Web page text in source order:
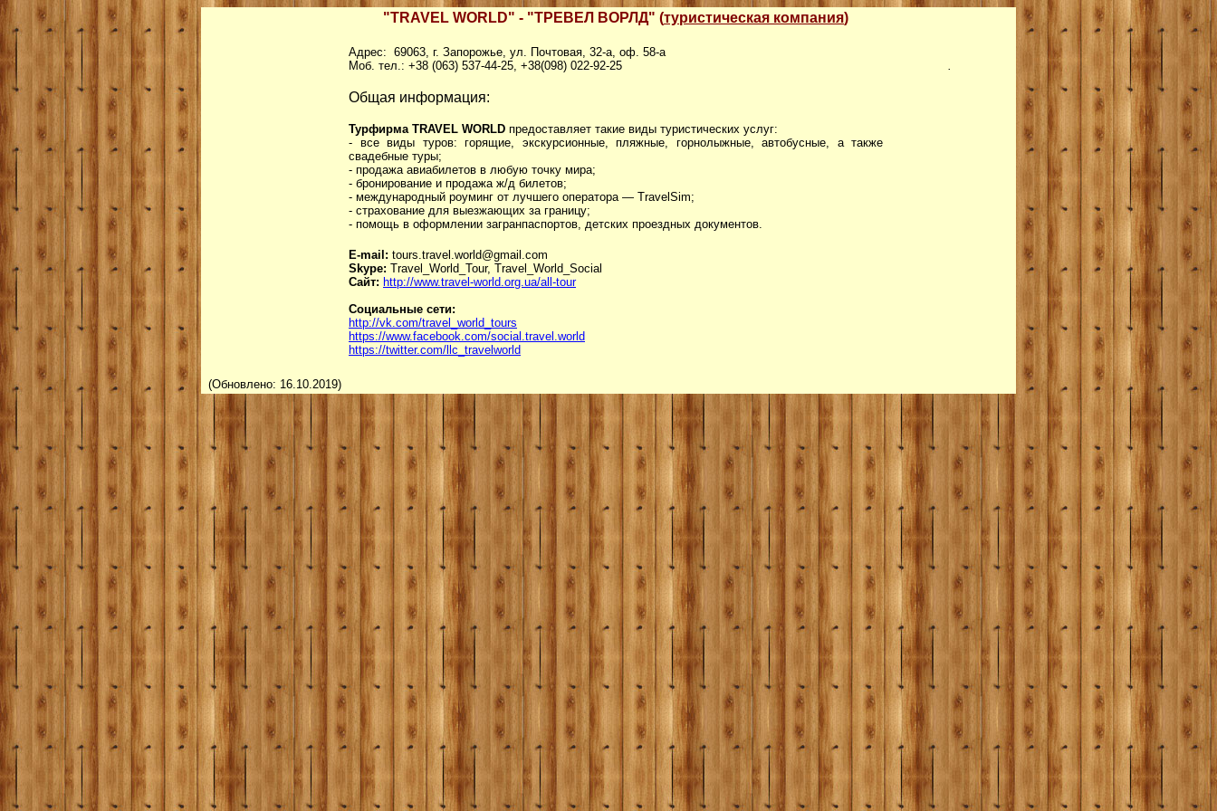
"TRAVEL WORLD" - "ТРЕВЕЛ ВОРЛД" (туристическая компания)
Адрес: 69063, г. Запорожье, ул. Почтовая, 32-а, оф. 58-а
Моб. тел.: +38 (063) 537-44-25, +38(098) 022-92-25
.
Общая информация:
Турфирма TRAVEL WORLD предоставляет такие виды туристических услуг:
- все виды туров: горящие, экскурсионные, пляжные, горнолыжные, автобусные, а также
свадебные туры;
- продажа авиабилетов в любую точку мира;
- бронирование и продажа ж/д билетов;
- международный роуминг от лучшего оператора — TravelSim;
- страхование для выезжающих за границу;
- помощь в оформлении загранпаспортов, детских проездных документов.
E-mail: tours.travel.world@gmail.com
Skype: Travel_World_Tour, Travel_World_Social
Сайт: http://www.travel-world.org.ua/all-tour
Социальные сети:
http://vk.com/travel_world_tours
https://www.facebook.com/social.travel.world
https://twitter.com/llc_travelworld
(Обновлено: 16.10.2019)